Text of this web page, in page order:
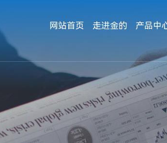
网站首页 走进金的 产品中